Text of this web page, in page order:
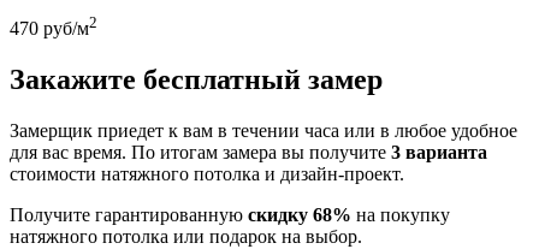
470 руб/м2
Закажите бесплатный замер
Замерщик приедет к вам в течении часа или в любое удобное
для вас время. По итогам замера вы получите 3 варианта
стоимости натяжного потолка и дизайн-проект.
Получите гарантированную скидку 68% на покупку
натяжного потолка или подарок на выбор.